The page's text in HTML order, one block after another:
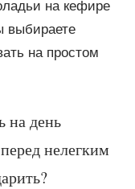
на кефире
выбираете
на простом
на день
нелегким